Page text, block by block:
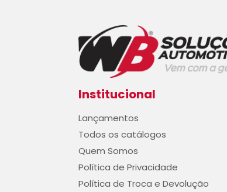
Institucional
Lançamentos
Todos os catálogos
Quem Somos
Política de Privacidade
Política de Troca e Devolução